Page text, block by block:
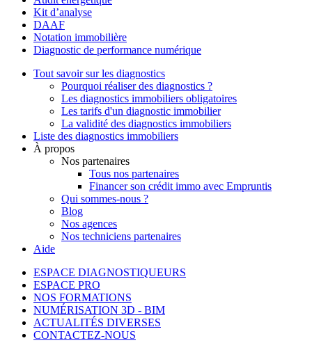
Kit d’analyse
DAAF
Notation immobilière
Diagnostic de performance numérique
Tout savoir sur les diagnostics
Pourquoi réaliser des diagnostics ?
Les diagnostics immobiliers obligatoires
Les tarifs d'un diagnostic immobilier
La validité des diagnostics immobiliers
Liste des diagnostics immobiliers
À propos
Nos partenaires
Tous nos partenaires
Financer son crédit immo avec Empruntis
Qui sommes-nous ?
Blog
Nos agences
Nos techniciens partenaires
Aide
ESPACE DIAGNOSTIQUEURS
ESPACE PRO
NOS FORMATIONS
NUMÉRISATION 3D - BIM
ACTUALITÉS DIVERSES
CONTACTEZ-NOUS